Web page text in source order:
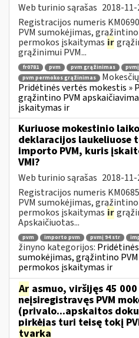
Web turinio sąrašas 2018-
Registracijos numeris
PVM sumokėjimas, grąžintino
permokos įskaitymas ir
grąžinimui PVM...
fr0781 pvm pvm grąžinimas
pvm permokos grąžinimas
Pridėtinės vertės mokestis »
grąžintino PVM
įskaitymas ir
Kuriuose mokestinio
deklaracijos
importo PVM, kuris
VMI?
Web turinio sąrašas 2018-
Registracijos numeris
PVM sumokėjimas, grąžintino
permokos įskaitymas ir
Apskaičiuotas...
pvm importo pvm pvmį 94 str
žinyno kategorijos:
sumokėjimas, grąžintino
permokos įskaitymas ir
Ar asmuo, viršijęs 45
neįsiregistravęs PVM
(privalo...apskaitos
pirkėjas turi teisę tokį
tvarka